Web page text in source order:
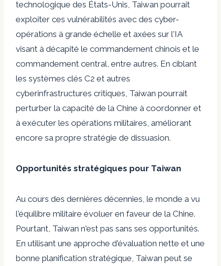
technologique des États-Unis, Taiwan pourrait
exploiter ces vulnérabilités avec des cyber-
opérations à grande échelle et axées sur l'IA
visant à décapité le commandement chinois et le
commandement central, entre autres. En ciblant
les systèmes clés C2 et autres
cyberinfrastructures critiques, Taiwan pourrait
perturber la capacité de la Chine à coordonner et
à exécuter les opérations militaires, améliorant
encore sa propre stratégie de dissuasion.
Opportunités stratégiques pour Taiwan
Au cours des dernières décennies, le monde a vu
l'équilibre militaire évoluer en faveur de la Chine.
Pourtant, Taiwan n'est pas sans ses opportunités.
En utilisant une approche d'évaluation nette et une
bonne planification stratégique, Taiwan peut se